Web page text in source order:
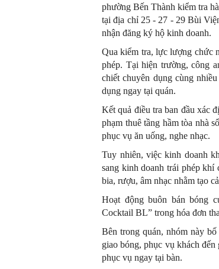
phường Bến Thành kiểm tra
tại địa chỉ 25 - 27 - 29 Bùi
nhận đăng ký hộ kinh doanh.
Qua kiểm tra, lực lượng chức
phép. Tại hiện trường, công
chiết chuyên dụng cùng
dụng ngay tại quán.
Kết quả điều tra ban đầu xác
phạm thuê tầng hầm tòa nhà
phục vụ ăn uống, nghe nhạc.
Tuy nhiên, việc kinh doanh
sang kinh doanh trái phép
bia, rượu, âm nhạc nhằm tạo
Hoạt động buôn bán bóng
Cocktail BL” trong hóa đơn
Bên trong quán, nhóm này
giao bóng, phục vụ khách
phục vụ ngay tại bàn.